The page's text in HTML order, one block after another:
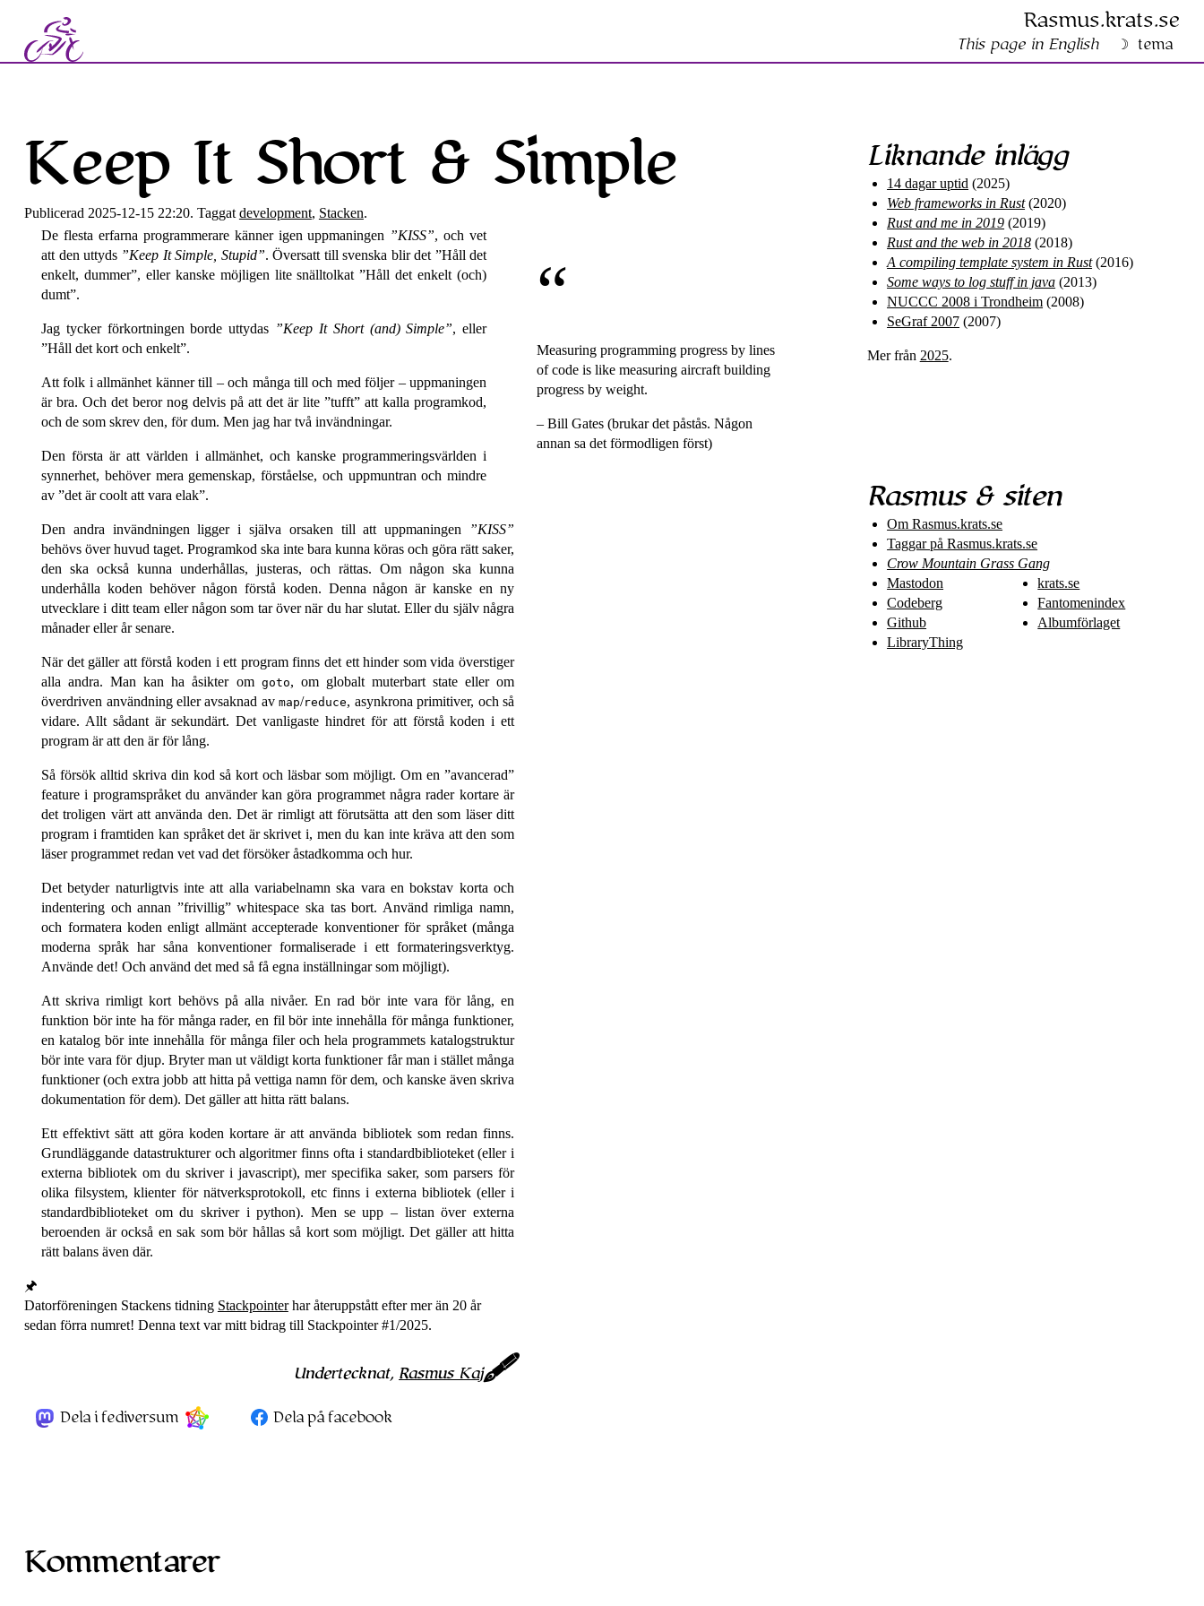
Rasmus​.krats​.se
This page in English tema
Keep It Short & Simple
Publicerad 2025-12-15 22:20. Taggat development, Stacken.
Measuring programming progress by lines
of code is like measuring aircraft building
progress by weight.
– Bill Gates (brukar det påstås. Någon
annan sa det förmodligen först)
De flesta erfarna programmerare känner igen uppmaningen KISS , och vet
att den uttyds
Keep It Simple, Stupid . Översatt till svenska blir det
Håll det
enkelt, dummer , eller kanske möjligen lite snäll­tolkat Håll det enkelt (och)
dumt .
Jag tycker förkortningen borde uttydas Keep It Short (and) Simple , eller
Håll det kort och enkelt .
Att folk i allmänhet känner till – och många till och med följer – uppmaningen
är bra. Och det beror nog delvis på att det är lite tufft
att kalla programkod,
och de som skrev den, för dum. Men jag har två invändningar.
Den första är att världen i allmänhet, och kanske programmerings­världen i
synnerhet, behöver mera gemenskap, förståelse, och uppmuntran och mindre
av det är coolt att vara elak .
Den andra invändningen ligger i själva orsaken till att uppmaningen
KISS
behövs över huvud taget. Programkod ska inte bara kunna köras och göra rätt saker,
den ska också kunna underhållas, justeras, och rättas. Om någon ska kunna
underhålla koden behöver någon förstå koden. Denna någon är kanske en ny
utvecklare i ditt team eller någon som tar över när du har slutat. Eller du själv några
månader eller år senare.
När det gäller att förstå koden i ett program finns det ett hinder som vida överstiger
alla andra. Man kan ha åsikter om goto, om globalt muterbart state eller om
överdriven användning eller avsaknad avmap/reduce, asynkrona primitiver, och så
vidare. Allt sådant är sekundärt. Det vanligaste hindret för att förstå koden i ett
program är att den är för lång.
Så försök alltid skriva din kod så kort och läsbar som möjligt. Om en avancerad
feature i program­språket du använder kan göra programmet några rader kortare är
det troligen värt att använda den. Det är rimligt att förutsätta att den som läser ditt
program i framtiden kan språket det är skrivet i, men du kan inte kräva att den som
läser programmet redan vet vad det försöker åstadkomma och hur.
Det betyder naturligtvis inte att alla variabel­namn ska vara en bokstav korta och
indentering och annan
frivillig whitespace ska tas bort. Använd rimliga namn,
och formatera koden enligt allmänt accepterade konventioner för språket (många
moderna språk har såna konventioner formaliserade i ett formaterings­verktyg.
Använde det! Och använd det med så få egna inställningar som möjligt).
Att skriva rimligt kort behövs på alla nivåer. En rad bör inte vara för lång, en
funktion bör inte ha för många rader, en fil bör inte innehålla för många funktioner,
en katalog bör inte innehålla för många filer och hela programmets katalog­struktur
bör inte vara för djup. Bryter man ut väldigt korta funktioner får man i stället många
funktioner (och extra jobb att hitta på vettiga namn för dem, och kanske även skriva
dokumentation för dem). Det gäller att hitta rätt balans.
Ett effektivt sätt att göra koden kortare är att använda bibliotek som redan finns.
Grundläggande datastrukturer och algoritmer finns ofta i standard­biblioteket (eller i
externa bibliotek om du skriver i javascript), mer specifika saker, som parsers för
olika filsystem, klienter för nätverksprotokoll, etc finns i externa bibliotek (eller i
standardbiblioteket om du skriver i python). Men se upp – listan över externa
beroenden är också en sak som bör hållas så kort som möjligt. Det gäller att hitta
rätt balans även där.
Datorföreningen Stackens tidning Stackpointerhar återuppstått efter mer än 20 år
sedan förra numret! Denna text var mitt bidrag till Stackpointer #1/2025.
Undertecknat, Rasmus Kaj
Dela i fediversum Dela på facebook
Kommentarer
Liknande inlägg
14 dagar uptid (2025)
Web frameworks in Rust(2020)
Rust and me in 2019 (2019)
Rust and the web in 2018 (2018)
A compiling template system in Rust(2016)
Some ways to log stuff in java (2013)
NUCCC 2008 i Trondheim (2008)
SeGraf 2007 (2007)
Mer från 2025.
Rasmus & siten
Om Rasmus​.krats​.se
Taggar på Rasmus​.krats​.se
Crow Mountain Grass Gang
Mastodon
Codeberg
Github
LibraryThing
krats.se
Fantomenindex
Albumförlaget